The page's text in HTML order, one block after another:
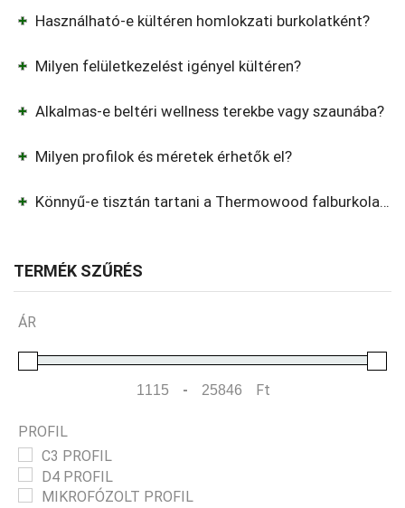
Használható-e kültéren homlokzati burkolatként?
Milyen felületkezelést igényel kültéren?
Alkalmas-e beltéri wellness terekbe vagy szaunába?
Milyen profilok és méretek érhetők el?
Könnyű-e tisztán tartani a Thermowood falburkolatot?
TERMÉK SZŰRÉS
ÁR
Minimum Price
-
Maximum Price
Ft
PROFIL
C3 PROFIL
D4 PROFIL
MIKROFÓZOLT PROFIL